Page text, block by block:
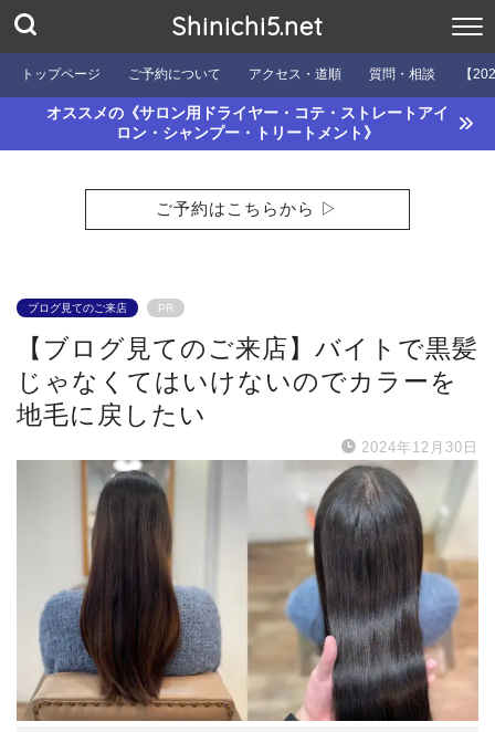
Shinichi5.net
トップページ ご予約について アクセス・道順 質問・相談 【
オススメの《サロン用ドライヤー・コテ・ストレートアイ
ロン・シャンプー・トリートメント》
ご予約はこちらから ▷
ブログ見てのご来店 PR
【ブログ見てのご来店】バイトで黒髪
じゃなくてはいけないのでカラーを
地毛に戻したい
2024年12月30日